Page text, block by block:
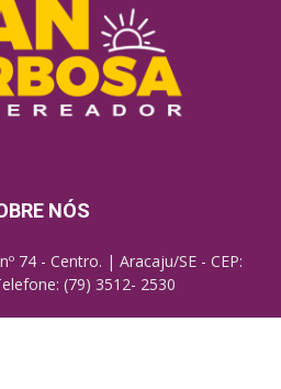
NÓS
74 - Centro. | Aracaju/SE - CEP:
(79) 3512- 2530